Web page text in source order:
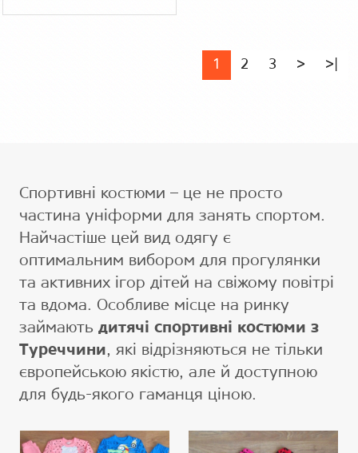
1 2 3 > >|
Спортивні костюми – це не просто
частина уніформи для занять спортом.
Найчастіше цей вид одягу є
оптимальним вибором для прогулянки
та активних ігор дітей на свіжому повітрі
та вдома. Особливе місце на ринку
займають дитячі спортивні костюми з
Туреччини, які відрізняються не тільки
європейською якістю, але й доступною
для будь-якого гаманця ціною.